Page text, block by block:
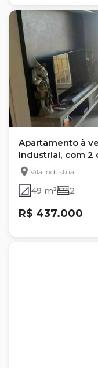
Apartamento à
Industrial, com 2
Vila Industrial
49 m² 2
R$ 437.000